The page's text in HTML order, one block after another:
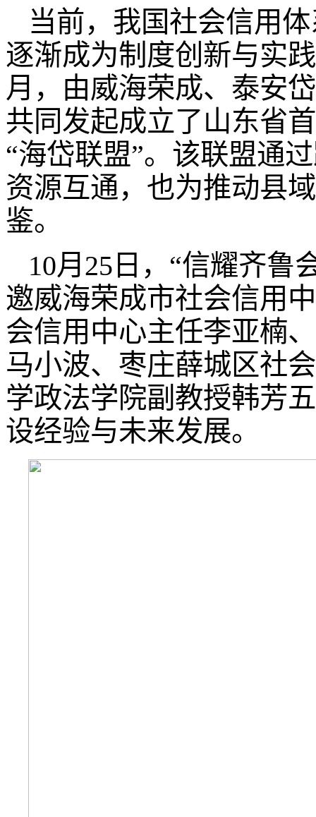
当前，我国社会信用
逐渐成为制度创新与实
月，由威海荣成、泰安
共同发起成立了山东省
“海岱联盟”。该联盟通
资源互通，也为推动县
鉴。
10月25日，“信耀齐鲁
邀威海荣成市社会信用
会信用中心主任李亚楠
马小波、枣庄薛城区社
学政法学院副教授韩芳
设经验与未来发展。